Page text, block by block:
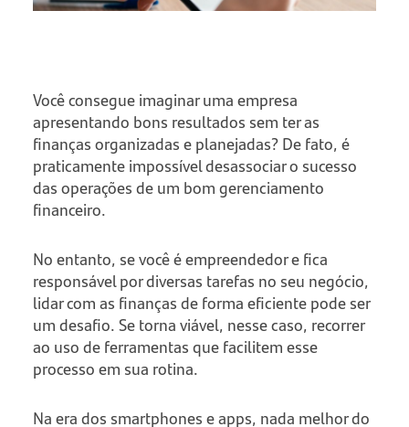
Você consegue imaginar uma empresa
apresentando bons resultados sem ter as
finanças organizadas e planejadas? De fato, é
praticamente impossível desassociar o sucesso
das operações de um bom gerenciamento
financeiro.
No entanto, se você é empreendedor e fica
responsável por diversas tarefas no seu negócio,
lidar com as finanças de forma eficiente pode ser
um desafio. Se torna viável, nesse caso, recorrer
ao uso de ferramentas que facilitem esse
processo em sua rotina.
Na era dos smartphones e apps, nada melhor do